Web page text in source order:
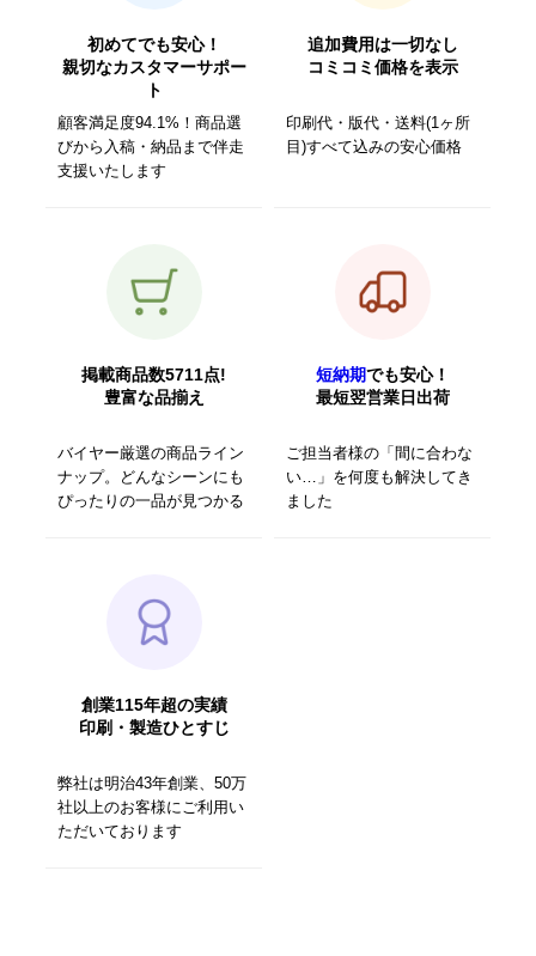
初めてでも安心！
親切なカスタマーサポー
ト
顧客満足度94.1%！商品選
びから入稿・納品まで伴走
支援いたします
追加費用は一切なし
コミコミ価格を表示
印刷代・版代・送料(1ヶ所
目)すべて込みの安心価格
掲載商品数5711点!
豊富な品揃え
バイヤー厳選の商品ライン
ナップ。どんなシーンにも
ぴったりの一品が見つかる
短納期でも安心！
最短翌営業日出荷
ご担当者様の「間に合わな
い…」を何度も解決してき
ました
創業115年超の実績
印刷・製造ひとすじ
弊社は明治43年創業、50万
社以上のお客様にご利用い
ただいております